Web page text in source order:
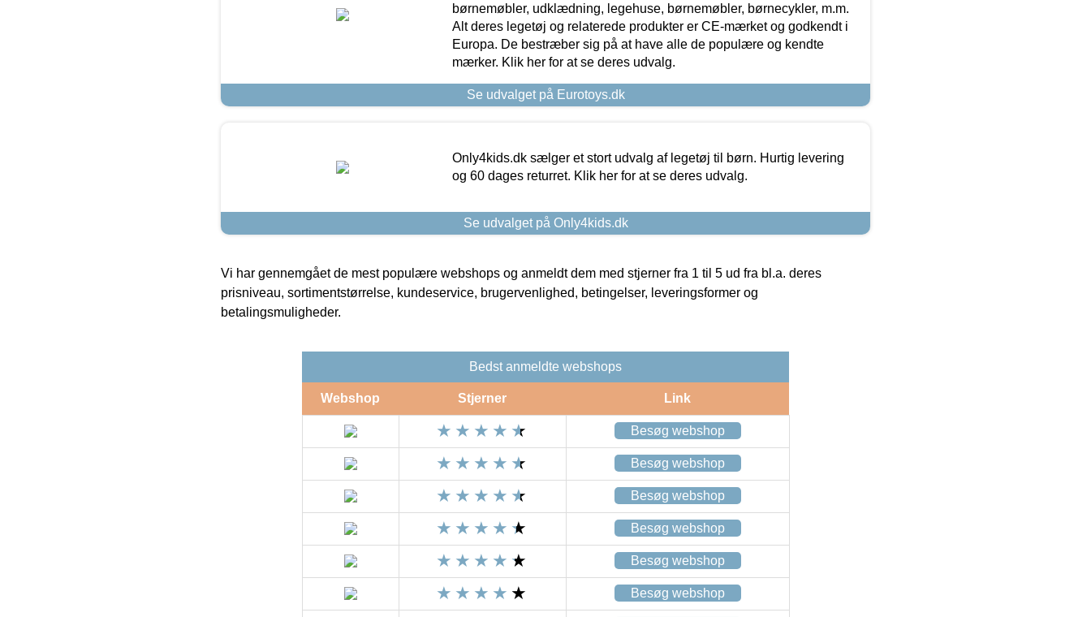
børnemøbler, udklædning, legehuse, børnemøbler, børnecykler, m.m.
Alt deres legetøj og relaterede produkter er CE-mærket og godkendt i
Europa. De bestræber sig på at have alle de populære og kendte
mærker. Klik her for at se deres udvalg.
Se udvalget på Eurotoys.dk
Only4kids.dk sælger et stort udvalg af legetøj til børn. Hurtig levering
og 60 dages returret. Klik her for at se deres udvalg.
Se udvalget på Only4kids.dk
Vi har gennemgået de mest populære webshops og anmeldt dem med stjerner fra 1 til 5 ud fra bl.a. deres
prisniveau, sortimentstørrelse, kundeservice, brugervenlighed, betingelser, leveringsformer og
betalingsmuligheder.
Bedst anmeldte webshops
Webshop Stjerner Link
Besøg webshop
Besøg webshop
Besøg webshop
Besøg webshop
Besøg webshop
Besøg webshop